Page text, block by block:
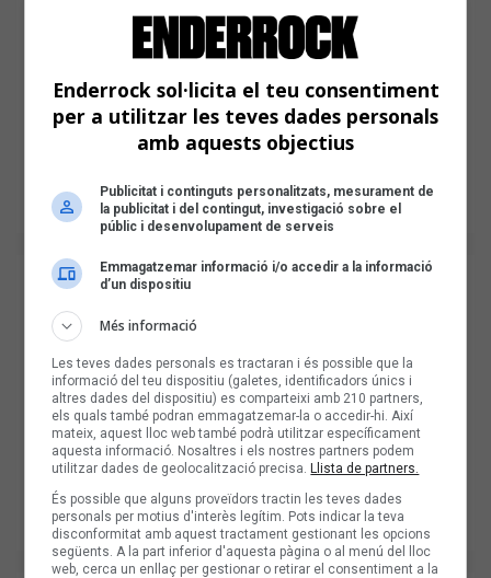
Enderrock sol·licita el teu consentiment
per a utilitzar les teves dades personals
amb aquests objectius
Publicitat i continguts personalitzats, mesurament de
la publicitat i del contingut, investigació sobre el
públic i desenvolupament de serveis
Emmagatzemar informació i/o accedir a la informació
d’un dispositiu
Més informació
Les teves dades personals es tractaran i és possible que la
informació del teu dispositiu (galetes, identificadors únics i
altres dades del dispositiu) es comparteixi amb 210 partners,
els quals també podran emmagatzemar-la o accedir-hi. Així
mateix, aquest lloc web també podrà utilitzar específicament
aquesta informació. Nosaltres i els nostres partners podem
utilitzar dades de geolocalització precisa. Llista de partners.
És possible que alguns proveïdors tractin les teves dades
personals per motius d'interès legítim. Pots indicar la teva
disconformitat amb aquest tractament gestionant les opcions
següents. A la part inferior d'aquesta pàgina o al menú del lloc
web, cerca un enllaç per gestionar o retirar el consentiment a la